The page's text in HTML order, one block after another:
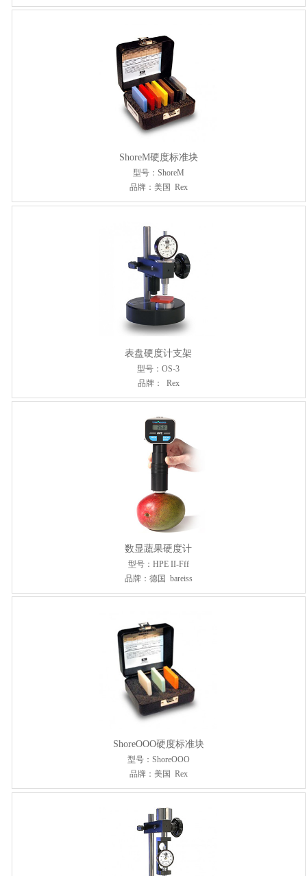
ShoreM硬度标准块
型号：ShoreM
品牌：美国 Rex
表盘硬度计支架
型号：OS-3
品牌： Rex
数显蔬果硬度计
型号：HPE II-Fff
品牌：德国 bareiss
ShoreOOO硬度标准块
型号：ShoreOOO
品牌：美国 Rex